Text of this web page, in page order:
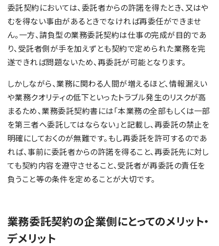
委託契約においては、委託者からの許諾を得たとき、又はや
むを得ない事由があるときでなければ再委任ができませ
ん。一方、請負型の業務委託契約は仕事の完成が目的であ
り、受託者側が手を加えずとも契約で定められた業務を完
遂できれば問題ないため、再委託が可能となります。
しかしながら、業務に関わる人間が増えるほど、情報漏えい
や業務クオリティの低下といったトラブル発生のリスクが高
まるため、業務委託契約書には「本業務の全部もしくは一部
を第三者へ委託してはならない」と記載し、再委託の禁止を
明確にしておくのが無難です。もし再委託を許可するのであ
れば、事前に委託者からの許諾を得ること、再委託先に対し
ても契約内容を遵守させること、受託者が再委託の責任を
負うこと等の条件を定めることが大切です。
業務委託契約の企業側にとってのメリット・
デメリット